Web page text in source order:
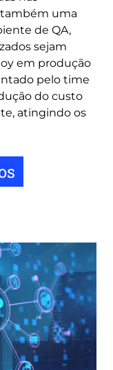
uma
de QA,
sejam
em produção
pelo time
do custo
atingindo os